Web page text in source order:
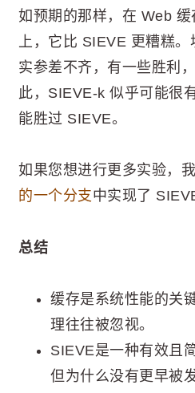
如预期的那样，在 Web
上，它比 SIEVE 更糟糕
实参差不齐，有一些胜利
此，SIEVE-k 似乎可能很
能胜过 SIEVE。
如果您想进行更多实验，
的一个分支中实现了
总结
缓存是系统性能的关
理往往被忽视。
SIEVE是一种有效且
但为什么没有更早被